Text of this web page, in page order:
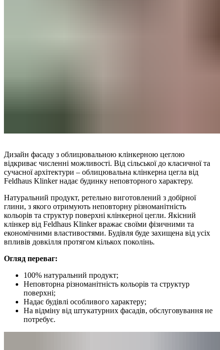
Дизайн фасаду з облицювальною клінкерною цеглою
відкриває численні можливості. Від сільської до класичної та
сучасної архітектури – облицювальна клінкерна цегла від
Feldhaus Klinker надає будинку неповторного характеру.
Натуральний продукт, ретельно виготовлений з добірної
глини, з якого отримують неповторну різноманітність
кольорів та структур поверхні клінкерної цегли. Якісний
клінкер від Feldhaus Klinker вражає своїми фізичними та
економічними властивостями. Будівля буде захищена від усіх
впливів довкілля протягом кількох поколінь.
Огляд переваг:
100% натуральний продукт;
Неповторна різноманітність кольорів та структур
поверхні;
Надає будівлі особливого характеру;
На відміну від штукатурних фасадів, обслуговування не
потребує.